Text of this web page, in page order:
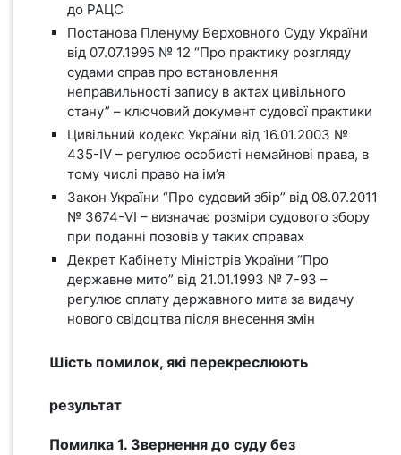
до РАЦС
Постанова Пленуму Верховного Суду України
від 07.07.1995 № 12 “Про практику розгляду
судами справ про встановлення
неправильності запису в актах цивільного
стану” – ключовий документ судової практики
Цивільний кодекс України від 16.01.2003 №
435-IV – регулює особисті немайнові права, в
тому числі право на ім’я
Закон України “Про судовий збір” від 08.07.2011
№ 3674-VI – визначає розміри судового збору
при поданні позовів у таких справах
Декрет Кабінету Міністрів України “Про
державне мито” від 21.01.1993 № 7-93 –
регулює сплату державного мита за видачу
нового свідоцтва після внесення змін
Шість помилок, які перекреслюють
результат
Помилка 1. Звернення до суду без